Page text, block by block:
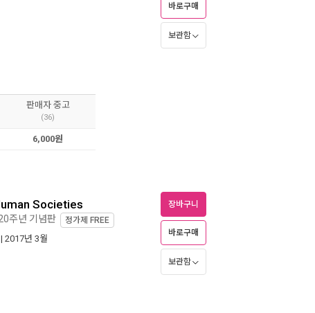
바로구매
보관함
판매자 중고
(36)
6,000원
Societies
주년 기념판 정가제 FREE
| 2017년 3월
장바구니
바로구매
보관함